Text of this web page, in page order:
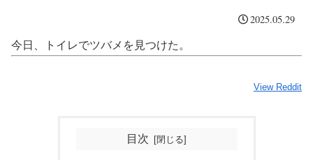
2025.05.29
今日、トイレでツバメを見つけた。
View Reddit
目次